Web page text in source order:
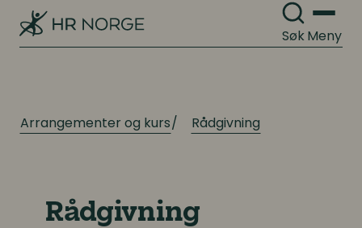
SøkMeny
Arrangementer og kurs Rådgivning
Rådgivning